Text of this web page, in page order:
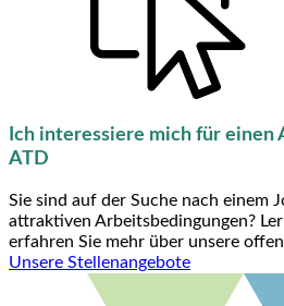
Ich interessiere mich für einen
ATD
Sie sind auf der Suche nach einem
attraktiven Arbeitsbedingungen?
erfahren Sie mehr über unsere
Unsere Stellenangebote